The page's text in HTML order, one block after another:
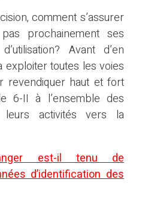
comment s’assurer
prochainement ses
Avant d’en
exploiter toutes les voies
revendiquer haut et fort
6-II à l’ensemble des
leurs activités vers la
est-il tenu de
d’identification des